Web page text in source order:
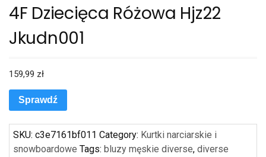
4F Dziecięca Różowa Hjz22
Jkudn001
159,99 zł
Sprawdź
SKU: c3e7161bf011 Category: Kurtki narciarskie i
snowboardowe Tags: bluzy męskie diverse, diverse